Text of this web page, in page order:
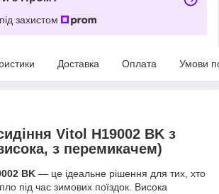
захистом
Доставка Оплата Умови
Vitol H19002 BK з
з перемикачем)
BK — це ідеальне рішення для тих, хто
під час зимових поїздок. Висока